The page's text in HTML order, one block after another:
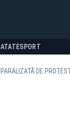
SPORT
DE